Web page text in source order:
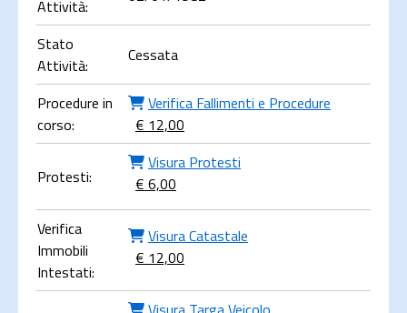
Attività:
Stato
Attività:
Cessata
Procedure in
corso:
Verifica Fallimenti e Procedure
€ 12,00
Protesti:
Visura Protesti
€ 6,00
Verifica
Immobili
Intestati:
Visura Catastale
€ 12,00